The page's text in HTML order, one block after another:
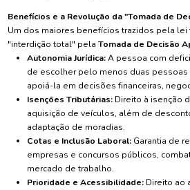
Benefícios e a Revolução da "Tomada de
Um dos maiores benefícios trazidos pela lei
"interdição total" pela Tomada de Decisão
Autonomia Jurídica:A pessoa com
de escolher pelo menos duas pessoas
apoiá-la em decisões financeiras,
Isenções Tributárias:Direito à isenção
aquisição de veículos, além de
adaptação de moradias.
Cotas e Inclusão Laboral:Garantia de
empresas e concursos públicos,
mercado de trabalho.
Prioridade e Acessibilidade:Direito ao